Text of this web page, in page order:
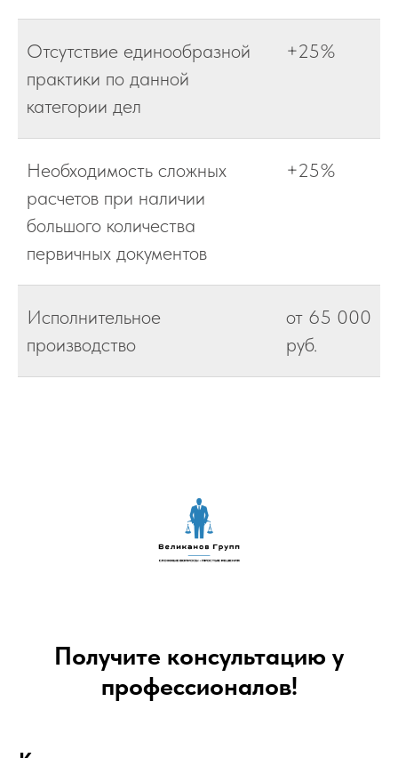
Отсутствие единообразной
практики по данной
категории дел
+25%
Необходимость сложных
расчетов при наличии
большого количества
первичных документов
+25%
Исполнительное
производство
от 65 000
руб.
Получите консультацию у
профессионалов!